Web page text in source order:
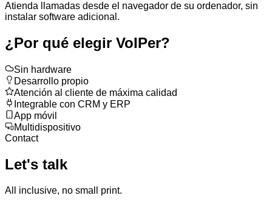
Atienda llamadas desde el navegador de su ordenador, sin
instalar software adicional.
¿Por qué elegir VoIPer?
Sin hardware
Desarrollo propio
Atención al cliente de máxima calidad
Integrable con CRM y ERP
App móvil
Multidispositivo
Contact
Let's talk
All inclusive, no small print.